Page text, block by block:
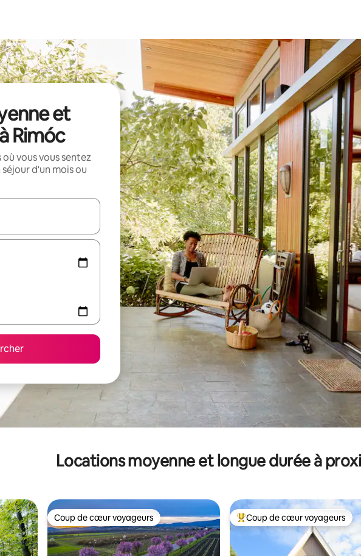
et
Rimóc
vous vous sentez
d'un mois ou
utilisez les flèches vers le haut et vers le bas pour les parcourir ou en appuyant et en
Locations moyenne et longue durée à
Coup de cœur voyageurs
Coup de cœur voyageurs Coups de cœur voyageurs les
Coup de cœur voyageurs